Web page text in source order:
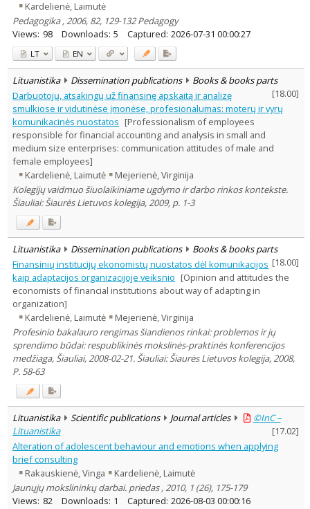
Kardelienė, Laimutė
Pedagogika , 2006, 82, 129-132 Pedagogy
Views: 98 Downloads: 5 Captured: 2026-07-31 00:00:27
LT EN
Lituanistika Dissemination publications
Books & books parts
[18.00]
Darbuotojų, atsakingų už finansinę apskaitą ir analizę
smulkiose ir vidutinėse įmonėse, profesionalumas: moterų ir vyrų
komunikacinės nuostatos [Professionalism of employees
responsible for financial accounting and analysis in small and
medium size enterprises: communication attitudes of male and
female employees]
Kardelienė, Laimutė
Mejerienė, Virginija
Kolegijų vaidmuo šiuolaikiniame ugdymo ir darbo rinkos kontekste.
Šiauliai: Šiaurės Lietuvos kolegija, 2009, p. 1-3
Lituanistika Dissemination publications
Books & books parts
[18.00]
Finansinių institucijų ekonomistų nuostatos dėl komunikacijos
kaip adaptacijos organizacijoje veiksnio [Opinion and attitudes the
economists of financial institutions about way of adapting in
organization]
Kardelienė, Laimutė
Mejerienė, Virginija
Profesinio bakalauro rengimas šiandienos rinkai: problemos ir jų
sprendimo būdai: respublikinės mokslinės-praktinės konferencijos
medžiaga, Šiauliai, 2008-02-21. Šiauliai: Šiaurės Lietuvos kolegija, 2008,
P. 58-63
Lituanistika Scientific publications Journal articles
©InC –
Lituanistika
[17.02]
Alteration of adolescent behaviour and emotions when applying
brief consulting
Rakauskienė, Vinga
Kardelienė, Laimutė
Jaunųjų mokslininkų darbai. priedas , 2010, 1 (26), 175-179
Views: 82 Downloads: 1 Captured: 2026-08-03 00:00:16